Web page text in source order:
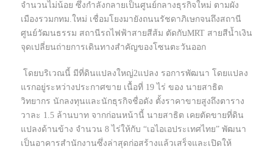
จำนวนไม่น้อย ซึ่งกำลังกลายเป็นศูนย์กลางธุรกิจใหม่ ตามผัง
เมืองรวมกทม.ใหม่ เชื่อมโยงมายังถนนรัชดาภิเษกจนถึงสถานี
ศูนย์วัฒนธรรม สถานีรถไฟฟ้าสายสีส้ม ตัดกับMRT สายสีน้ำเงิน
จุดเปลี่ยนถ่ายการเดินทางสำคัญของโซนตะวันออก
โดยบริเวณนี้ มีที่ดินแปลงใหญ่2แปลง รอการพัฒนา โดยแปลง
แรกอยู่ระหว่างประกาศขาย เนื้อที่ 19 ไร่ ของ นายสาธิต
วิทยากร นักลงทุนและนักธุรกิจชื่อดัง ตั้งราคาขายสูงถึงตาราง
วาละ 1.5 ล้านบาท จากก่อนหน้านี้ นายสาธิต เคยตัดขายที่ดิน
แปลงด้านข้าง จำนวน 8 ไร่ให้กับ “เอไอเอประเทศไทย” พัฒนา
เป็นอาคารสำนักงานซึ่งล่าสุดก่อสร้างแล้วเสร็จและเปิดให้